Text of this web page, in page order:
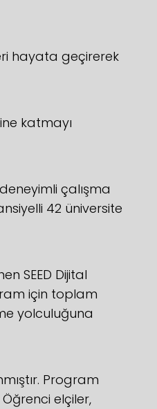
hayata geçirerek
katmayı
çalışma
42 üniversite
SEED Dijital
için toplam
yolculuğuna
Program
elçiler,